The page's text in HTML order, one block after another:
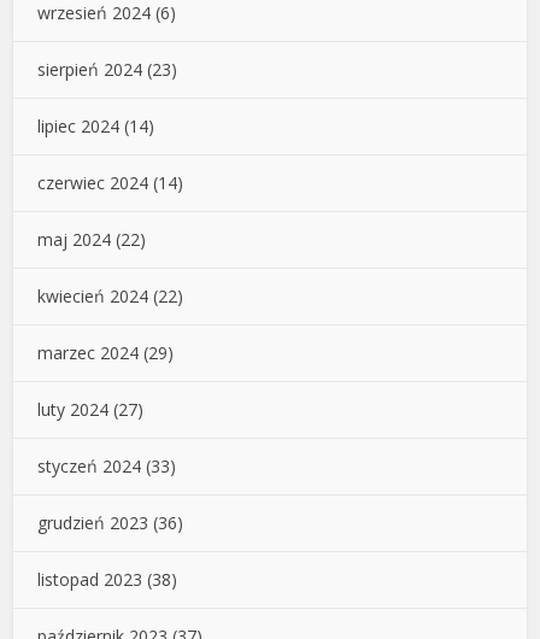
wrzesień 2024 (6)
sierpień 2024 (23)
lipiec 2024 (14)
czerwiec 2024 (14)
maj 2024 (22)
kwiecień 2024 (22)
marzec 2024 (29)
luty 2024 (27)
styczeń 2024 (33)
grudzień 2023 (36)
listopad 2023 (38)